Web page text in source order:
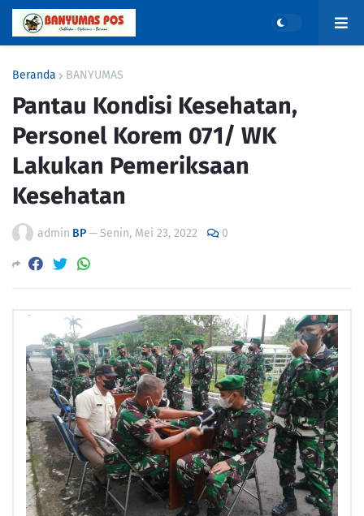
Beranda BANYUMAS
Pantau Kondisi Kesehatan,
Personel Korem 071/ WK
Lakukan Pemeriksaan
Kesehatan
admin BP—Senin, Mei 23, 2022 0